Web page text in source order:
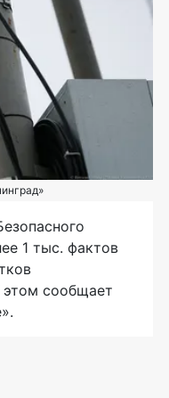
1 тыс. фактов
сообщает